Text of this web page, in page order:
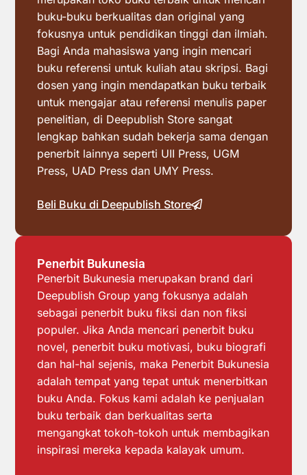
buku-buku berkualitas dan original yang
fokusnya untuk pendidikan tinggi dan ilmiah.
Bagi Anda mahasiswa yang ingin mencari
buku referensi untuk kuliah atau skripsi. Bagi
dosen yang ingin mendapatkan buku terbaik
untuk mengajar atau referensi menulis paper
penelitian, di Deepublish Store sangat
lengkap bahkan sudah bekerja sama dengan
penerbit lainnya seperti UII Press, UGM
Press, UAD Press dan UMY Press.
Beli Buku di Deepublish Store
Penerbit Bukunesia
Penerbit Bukunesia merupakan brand dari
Deepublish Group yang fokusnya adalah
sebagai penerbit buku fiksi dan non fiksi
populer. Jika Anda mencari penerbit buku
novel, penerbit buku motivasi, buku biografi
dan hal-hal sejenis, maka Penerbit Bukunesia
adalah tempat yang tepat untuk menerbitkan
buku Anda. Fokus kami adalah ke penjualan
buku terbaik dan berkualitas serta
mengangkat tokoh-tokoh untuk membagikan
inspirasi mereka kepada kalayak umum.